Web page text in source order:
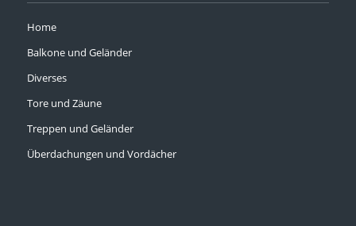
Home
Balkone und Geländer
Diverses
Tore und Zäune
Treppen und Geländer
Überdachungen und Vordächer